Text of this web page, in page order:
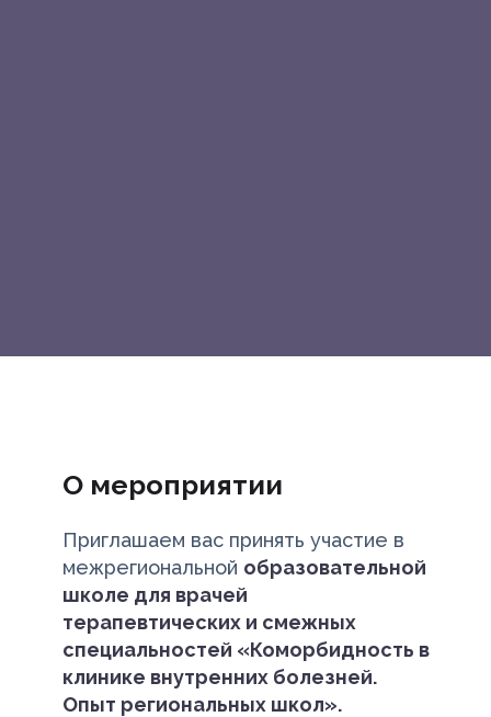
О мероприятии
Приглашаем вас принять участие в
межрегиональной образовательной
школе для врачей
терапевтических и смежных
специальностей «Коморбидность в
клинике внутренних болезней.
Опыт региональных школ».